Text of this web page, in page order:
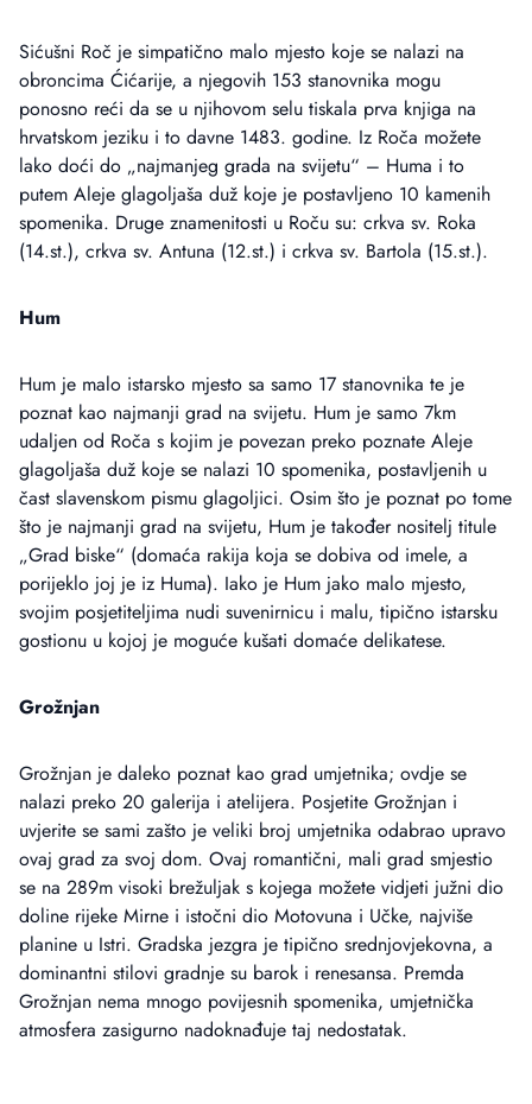
Sićušni Roč je simpatično malo mjesto koje se nalazi na
obroncima Ćićarije, a njegovih 153 stanovnika mogu
ponosno reći da se u njihovom selu tiskala prva knjiga na
hrvatskom jeziku i to davne 1483. godine. Iz Roča možete
lako doći do „najmanjeg grada na svijetu“ – Huma i to
putem Aleje glagoljaša duž koje je postavljeno 10 kamenih
spomenika. Druge znamenitosti u Roču su: crkva sv. Roka
(14.st.), crkva sv. Antuna (12.st.) i crkva sv. Bartola (15.st.).
Hum
Hum je malo istarsko mjesto sa samo 17 stanovnika te je
poznat kao najmanji grad na svijetu. Hum je samo 7km
udaljen od Roča s kojim je povezan preko poznate Aleje
glagoljaša duž koje se nalazi 10 spomenika, postavljenih u
čast slavenskom pismu glagoljici. Osim što je poznat po tome
što je najmanji grad na svijetu, Hum je također nositelj titule
„Grad biske“ (domaća rakija koja se dobiva od imele, a
porijeklo joj je iz Huma). Iako je Hum jako malo mjesto,
svojim posjetiteljima nudi suvenirnicu i malu, tipično istarsku
gostionu u kojoj je moguće kušati domaće delikatese.
Grožnjan
Grožnjan je daleko poznat kao grad umjetnika; ovdje se
nalazi preko 20 galerija i atelijera. Posjetite Grožnjan i
uvjerite se sami zašto je veliki broj umjetnika odabrao upravo
ovaj grad za svoj dom. Ovaj romantični, mali grad smjestio
se na 289m visoki brežuljak s kojega možete vidjeti južni dio
doline rijeke Mirne i istočni dio Motovuna i Učke, najviše
planine u Istri. Gradska jezgra je tipično srednjovjekovna, a
dominantni stilovi gradnje su barok i renesansa. Premda
Grožnjan nema mnogo povijesnih spomenika, umjetnička
atmosfera zasigurno nadoknađuje taj nedostatak.